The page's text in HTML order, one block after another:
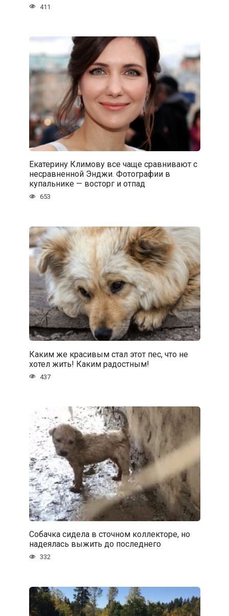
411
Екатерину Климову все чаще сравнивают с
несравненной Энджи. Фотографии в
купальнике — восторг и отпад
653
Каким же красивым стал этот пес, что не
хотел жить! Каким радостным!
437
Собачка сидела в сточном коллекторе, но
надеялась выжить до последнего
332